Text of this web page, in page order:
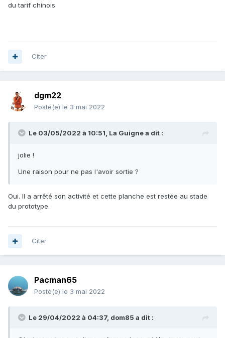
du tarif chinois.
Citer
dgm22
Posté(e) le 3 mai 2022
Le 03/05/2022 à 10:51, La Guignea dit :
jolie !
Une raison pour ne pas l'avoir sortie ?
Oui. Il a arrêté son activité et cette planche est restée au stade
du prototype.
Citer
Pacman65
Posté(e) le 3 mai 2022
Le 29/04/2022 à 04:37, dom85 a dit :